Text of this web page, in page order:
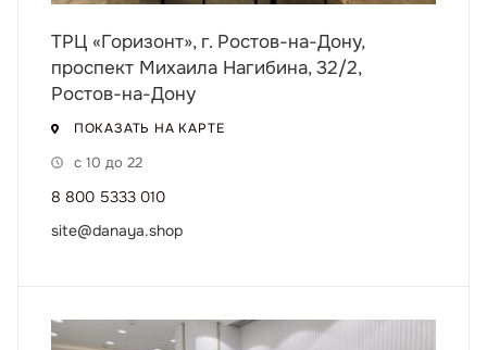
ТРЦ «Горизонт», г. Ростов-на-Дону,
проспект Михаила Нагибина, 32/2,
Ростов-на-Дону
ПОКАЗАТЬ НА КАРТЕ
с 10 до 22
8 800 5333 010
site@danaya.shop